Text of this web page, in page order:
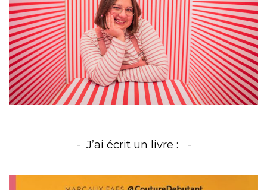
J’ai écrit un livre :